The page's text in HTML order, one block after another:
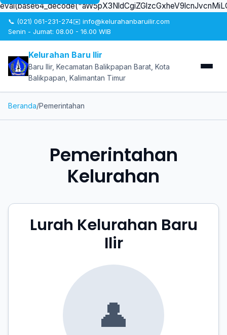
📞 (021) 061-231-274✉️ info@kelurahanbaruilir.com
Senin - Jumat: 08.00 - 16.00 WIB
Kelurahan Baru Ilir
Baru Ilir, Kecamatan Balikpapan Barat, Kota
Balikpapan, Kalimantan Timur
Beranda/Pemerintahan
Pemerintahan
Kelurahan
Lurah Kelurahan Baru
Ilir
👤